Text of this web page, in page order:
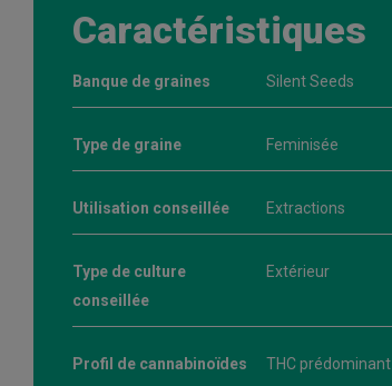
Caractéristiques
Banque de graines Silent Seeds
Type de graine Feminisée
Utilisation conseillée Extractions
Type de culture
conseillée
Extérieur
Profil de cannabinoïdes THC prédominant